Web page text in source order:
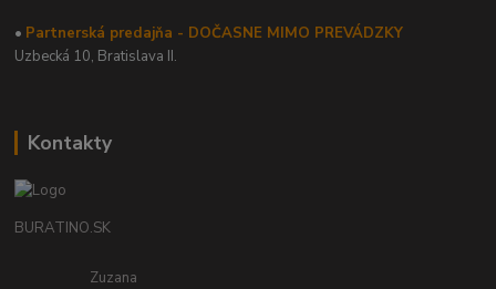
• Partnerská predajňa - DOČASNE MIMO PREVÁDZKY
Uzbecká 10, Bratislava II.
Kontakty
BURATINO.SK
Zuzana